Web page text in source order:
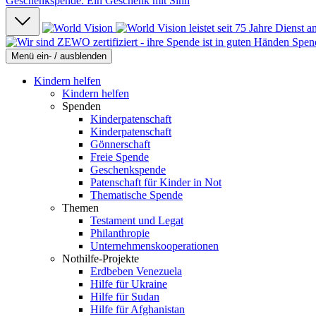
Menü ein- / ausblenden
Kindern helfen
Kindern helfen
Spenden
Kinderpatenschaft
Kinderpatenschaft
Gönnerschaft
Freie Spende
Geschenkspende
Patenschaft für Kinder in Not
Thematische Spende
Themen
Testament und Legat
Philanthropie
Unternehmenskooperationen
Nothilfe-Projekte
Erdbeben Venezuela
Hilfe für Ukraine
Hilfe für Sudan
Hilfe für Afghanistan